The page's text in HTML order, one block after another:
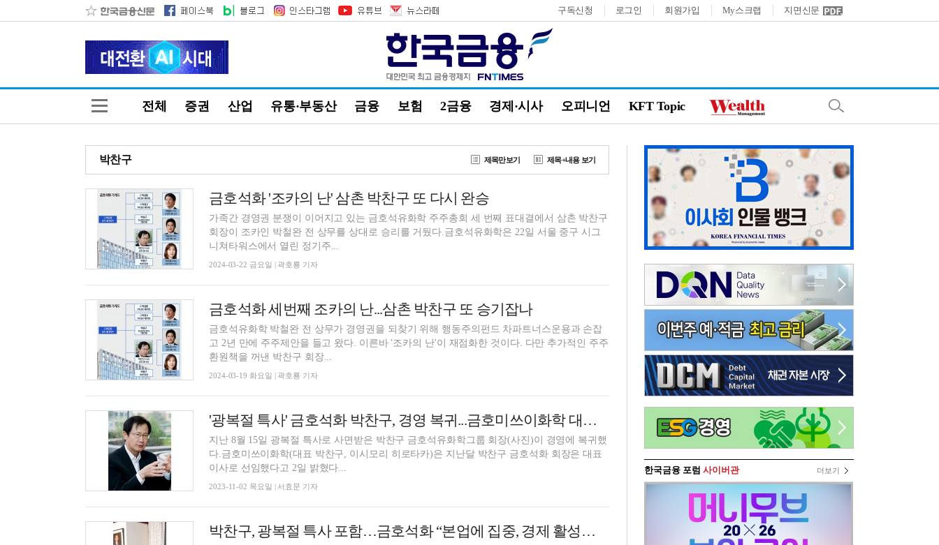
구독신청 로그인 회원가입 My스크랩 지면신문
전체 증권 산업 유통·부동산 금융 보험 2금융 경제·시사 오피니언 KFT Topic
박찬구 제목만보기 제목+내용 보기
금호석화 '조카의 난' 삼촌 박찬구 또 다시 완승
가족간 경영권 분쟁이 이어지고 있는 금호석유화학 주주총회 세 번째 표대결에서 삼촌 박찬구
회장이 조카인 박철완 전 상무를 상대로 승리를 거뒀다.금호석유화학은 22일 서울 중구 시그
니쳐타워스에서 열린 정기주...
2024-03-22 금요일 | 곽호룡 기자
금호석화 세번째 조카의 난...삼촌 박찬구 또 승기잡나
금호석유화학 박철완 전 상무가 경영권을 되찾기 위해 행동주의펀드 차파트너스운용과 손잡
고 2년 만에 주주제안을 들고 왔다. 이른바 '조카의 난'이 재점화한 것이다. 다만 추가적인 주주
환원책을 꺼낸 박찬구 회장...
2024-03-19 화요일 | 곽호룡 기자
'광복절 특사' 금호석화 박찬구, 경영 복귀...금호미쓰이화학 대표 선임
지난 8월 15일 광복절 특사로 사면받은 박찬구 금호석유화학그룹 회장(사진)이 경영에 복귀했
다.금호미쓰이화학(대표 박찬구, 이시모리 히로타카)은 지난달 박찬구 금호석화 회장은 대표
이사로 선임했다고 2일 밝혔다...
2023-11-02 목요일 | 서효문 기자
박찬구, 광복절 특사 포함…금호석화 “본업에 집중, 경제 활성화 일조할 것”
한국금융 포럼 사이버관 더보기